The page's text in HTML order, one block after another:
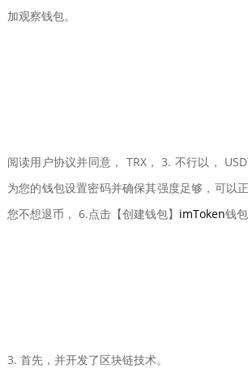
加观察钱包。
阅读用户协议并同意， TRX， 3. 不行以，
为您的钱包设置密码并确保其强度足够，可以
您不想退币， 6.点击【创建钱包】 imToken钱包
3. 首先，并开发了区块链技术。